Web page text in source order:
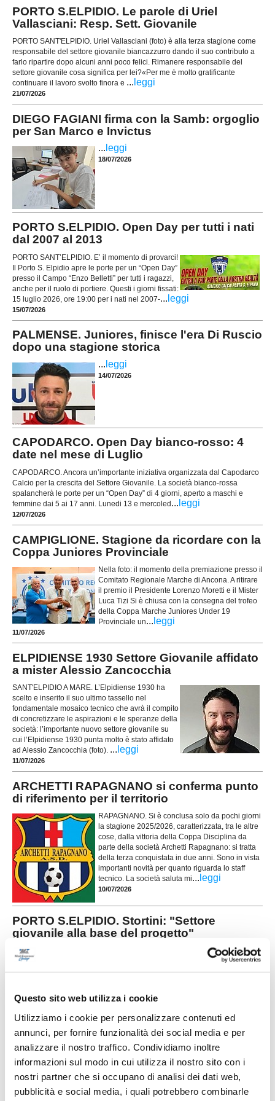
Questo sito web utilizza i cookie
Utilizziamo i cookie per personalizzare contenuti ed
annunci, per fornire funzionalità dei social media e per
analizzare il nostro traffico. Condividiamo inoltre
informazioni sul modo in cui utilizza il nostro sito con i
nostri partner che si occupano di analisi dei dati web,
pubblicità e social media, i quali potrebbero combinarle
PORTO S.ELPIDIO. Le parole di Uriel
Vallasciani: Resp. Sett. Giovanile
PORTO SANT'ELPIDIO. Uriel Vallasciani (foto) è alla terza stagione come
responsabile del settore giovanile biancazzurro dando il suo contributo a
farlo ripartire dopo alcuni anni poco felici. Rimanere responsabile del
settore giovanile cosa significa per lei?«Per me è molto gratificante
continuare il lavoro svolto finora e ... leggi
21/07/2026
DIEGO FAGIANI firma con la Samb: orgoglio
per San Marco e Invictus
... leggi
18/07/2026
PORTO S.ELPIDIO. Open Day per tutti i nati
dal 2007 al 2013
PORTO SANT’ELPIDIO. E’ il momento di provarci!
Il Porto S. Elpidio apre le porte per un “Open Day”
presso il Campo “Enzo Belletti” per tutti i ragazzi,
anche per il ruolo di portiere. Questi i giorni fissati:
15 luglio 2026, ore 19:00 per i nati nel 2007-... leggi
15/07/2026
PALMENSE. Juniores, finisce l'era Di Ruscio
dopo una stagione storica
... leggi
14/07/2026
CAPODARCO. Open Day bianco-rosso: 4
date nel mese di Luglio
CAPODARCO. Ancora un’importante iniziativa organizzata dal Capodarco
Calcio per la crescita del Settore Giovanile. La società bianco-rossa
spalancherà le porte per un “Open Day” di 4 giorni, aperto a maschi e
femmine dai 5 ai 17 anni. Lunedi 13 e mercoled... leggi
12/07/2026
CAMPIGLIONE. Stagione da ricordare con la
Coppa Juniores Provinciale
Nella foto: il momento della premiazione presso il
Comitato Regionale Marche di Ancona. A ritirare
il premio il Presidente Lorenzo Moretti e il Mister
Luca Tizi Si è chiusa con la consegna del trofeo
della Coppa Marche Juniores Under 19
Provinciale un... leggi
11/07/2026
ELPIDIENSE 1930 Settore Giovanile affidato
a mister Alessio Zancocchia
SANT'ELPIDIO A MARE. L’Elpidiense 1930 ha
scelto e inserito il suo ultimo tassello nel
fondamentale mosaico tecnico che avrà il compito
di concretizzare le aspirazioni e le speranze della
società: l’importante nuovo settore giovanile su
cui l’Elpidiense 1930 punta molto è stato affidato
ad Alessio Zancocchia (foto). ... leggi
11/07/2026
ARCHETTI RAPAGNANO si conferma punto
di riferimento per il territorio
RAPAGNANO. Si è conclusa solo da pochi giorni
la stagione 2025/2026, caratterizzata, tra le altre
cose, dalla vittoria della Coppa Disciplina da
parte della società Archetti Rapagnano: si tratta
della terza conquistata in due anni. Sono in vista
importanti novità per quanto riguarda lo staff
tecnico. La società saluta mi... leggi
10/07/2026
PORTO S.ELPIDIO. Stortini: "Settore
giovanile alla base del progetto"
Fabio Stortini (foto) è il nuovo presidente del Porto Sant'Elpidio e si
racconta nella sua prima intervista ufficiale. Presidente, qu
...leggi
08/07/2026
FERMANA e USA FERMO insieme per
progetto dedicato ai giovani e guarda al territorio
come punto di partenza per costruire il futuro. La
società gialloblù ha infatti ufficializzato un
con l'obiettivo di sviluppare un p...leggi
04/07/2026